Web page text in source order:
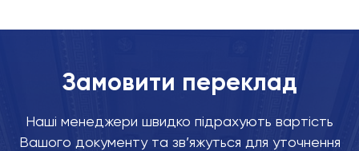
Замовити переклад
Наші менеджери швидко підрахують вартість
Вашого документу та зв’яжуться для уточнення